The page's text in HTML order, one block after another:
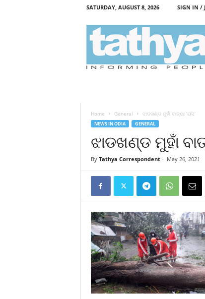
SATURDAY, AUGUST 8, 2026 SIGN IN /
Home General ଝାଡଖଣ୍ଡ ମୁହାଁ ବାତ୍ୟା ‘ୟସ’
NEWS IN ODIA GENERAL
ଝାଡଖଣ୍ଡ ମୁହାଁ
By Tathya Correspondent- May 26, 2021